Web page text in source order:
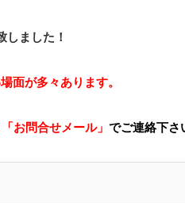
しました！
面が多々あります。
お問合せメール」 でご連絡下さ